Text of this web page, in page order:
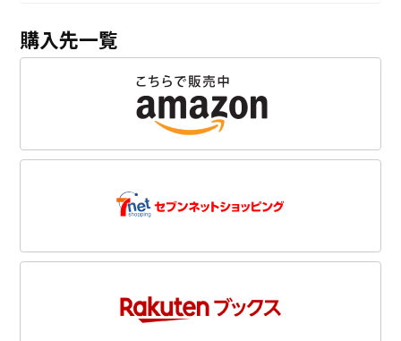
購入先一覧